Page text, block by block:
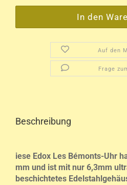
Auf den
Frage
Beschreibung
iese Edox Les Bémonts-Uhr
mm und ist mit nur 6,3mm
beschichtetes